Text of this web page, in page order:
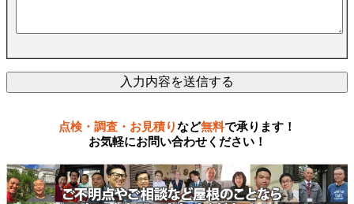
点検・調査・お見積りなど無料で承ります！
お気軽にお問い合わせください！